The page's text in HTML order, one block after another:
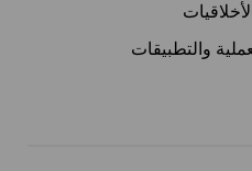
والتطبيقات